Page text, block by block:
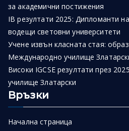
за академични постижения
IB резултати 2025: Дипломанти
водещи световни университети
Учене извън класната стая:
Международно училище
Високи IGCSE резултати през
училище Златарски
Връзки
Начална страница